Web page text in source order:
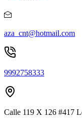
aza_cnt@hotmail.com
9992758333
Calle 119 X 126 #417